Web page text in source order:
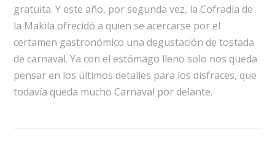
gratuita. Y este año, por segunda vez, la Cofradía de
la Makila ofrecidó a quien se acercarse por el
certamen gastronómico una degustación de tostada
de carnaval. Ya con el estómago lleno solo nos queda
pensar en los últimos detalles para los disfraces, que
todavía queda mucho Carnaval por delante.